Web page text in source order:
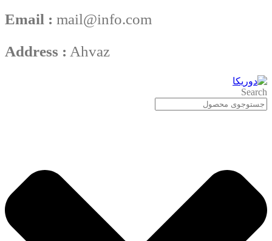
Email : mail@info.com
Address : Ahvaz
Search